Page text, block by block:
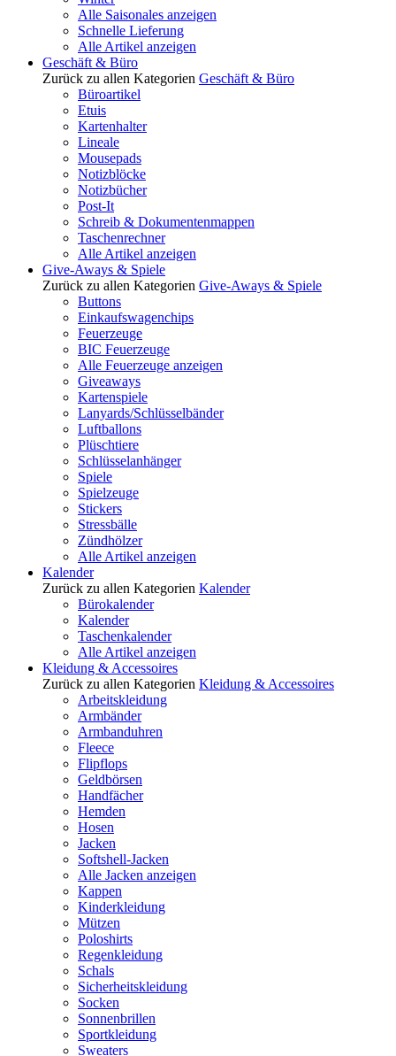
Alle Saisonales anzeigen
Schnelle Lieferung
Alle Artikel anzeigen
Geschäft & Büro
Zurück zu allen Kategorien Geschäft & Büro
Büroartikel
Etuis
Kartenhalter
Lineale
Mousepads
Notizblöcke
Notizbücher
Post-It
Schreib & Dokumentenmappen
Taschenrechner
Alle Artikel anzeigen
Give-Aways & Spiele
Zurück zu allen Kategorien Give-Aways & Spiele
Buttons
Einkaufswagenchips
Feuerzeuge
BIC Feuerzeuge
Alle Feuerzeuge anzeigen
Giveaways
Kartenspiele
Lanyards/Schlüsselbänder
Luftballons
Plüschtiere
Schlüsselanhänger
Spiele
Spielzeuge
Stickers
Stressbälle
Zündhölzer
Alle Artikel anzeigen
Kalender
Zurück zu allen Kategorien Kalender
Bürokalender
Kalender
Taschenkalender
Alle Artikel anzeigen
Kleidung & Accessoires
Zurück zu allen Kategorien Kleidung & Accessoires
Arbeitskleidung
Armbänder
Armbanduhren
Fleece
Flipflops
Geldbörsen
Handfächer
Hemden
Hosen
Jacken
Softshell-Jacken
Alle Jacken anzeigen
Kappen
Kinderkleidung
Mützen
Poloshirts
Regenkleidung
Schals
Sicherheitskleidung
Socken
Sonnenbrillen
Sportkleidung
Sweaters